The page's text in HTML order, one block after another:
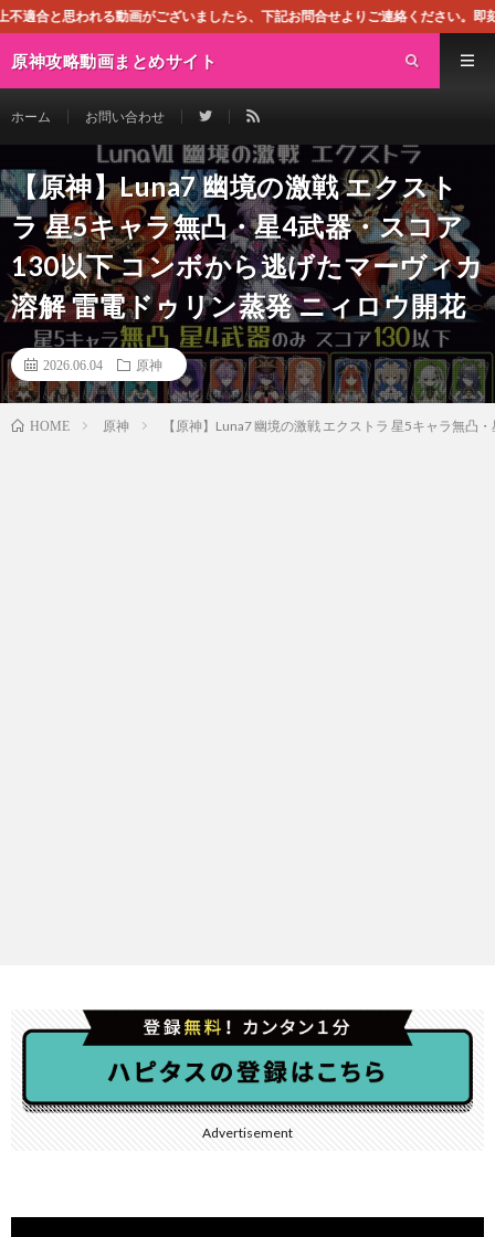
ございましたら、下記お問合せよりご連絡ください。即刻対処させて頂き
原神攻略動画まとめサイト
ホーム お問い合わせ
【原神】Luna7 幽境の激戦 エクスト
ラ 星5キャラ無凸・星4武器・スコア
130以下 コンボから逃げたマーヴィカ
溶解 雷電ドゥリン蒸発 ニィロウ開花
2026.06.04 原神
HOME 原神 【原神】Luna7 幽境の激戦 エクストラ 星5キャラ無
Advertisement